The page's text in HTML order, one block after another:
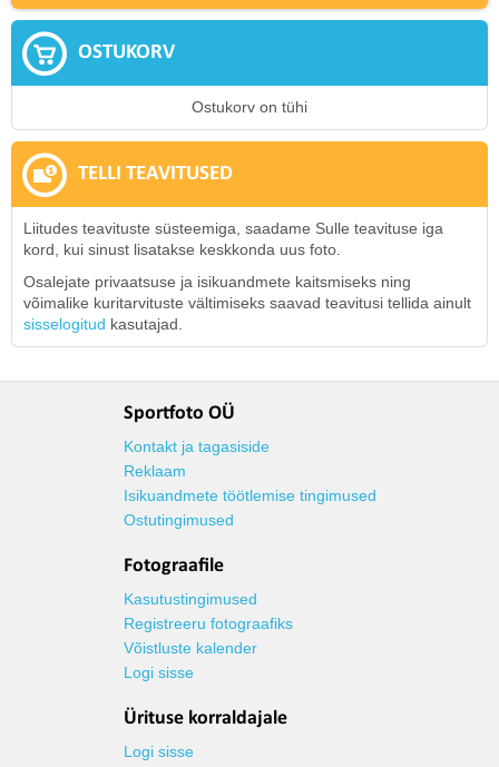
OSTUKORV
Ostukorv on tühi
TELLI TEAVITUSED
Liitudes teavituste süsteemiga, saadame Sulle teavituse iga
kord, kui sinust lisatakse keskkonda uus foto.
Osalejate privaatsuse ja isikuandmete kaitsmiseks ning
võimalike kuritarvituste vältimiseks saavad teavitusi tellida ainult
sisselogitud kasutajad.
Sportfoto OÜ
Kontakt ja tagasiside
Reklaam
Isikuandmete töötlemise tingimused
Ostutingimused
Fotograafile
Kasutustingimused
Registreeru fotograafiks
Võistluste kalender
Logi sisse
Ürituse korraldajale
Logi sisse